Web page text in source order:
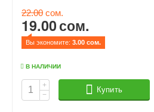
22.00 сом.
19.00сом.
Вы экономите: 3.00 сом.
В НАЛИЧИИ
+
−
Купить